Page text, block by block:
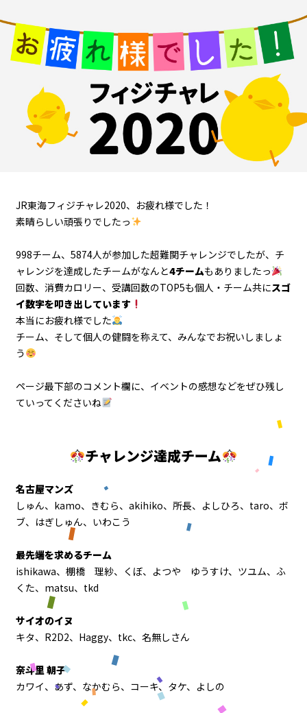
JR東海フィジチャレ2020、お疲れ様でした！
素晴らしい頑張りでしたっ
998チーム、5874人が参加した超難関チャレンジでしたが、チ
ャレンジを達成したチームがなんと4チームもありましたっ
回数、消費カロリー、受講回数のTOP5も個人・チーム共にスゴ
イ数字を叩き出しています
本当にお疲れ様でした
チーム、そして個人の健闘を称えて、みんなでお祝いしましょ
う
ページ最下部のコメント欄に、イベントの感想などをぜひ残し
ていってくださいね
チャレンジ達成チーム
名古屋マンズ
しゅん、kamo、きむら、akihiko、所長、よしひろ、taro、ボ
ブ、はぎしゅん、いわこう
最先端を求めるチーム
ishikawa、棚橋 理紗、くぼ、よつや ゆうすけ、ツユム、ふ
くた、matsu、tkd
サイオのイヌ
キタ、R2D2、Haggy、tkc、名無しさん
奈斗里 朝子
カワイ、あず、なかむら、コーキ、タケ、よしの